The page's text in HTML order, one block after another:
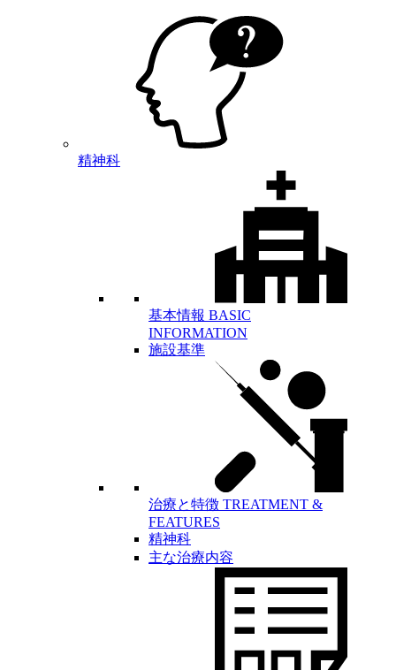
精神科
基本情報 BASIC
INFORMATION
施設基準
治療と特徴 TREATMENT &
FEATURES
精神科
主な治療内容